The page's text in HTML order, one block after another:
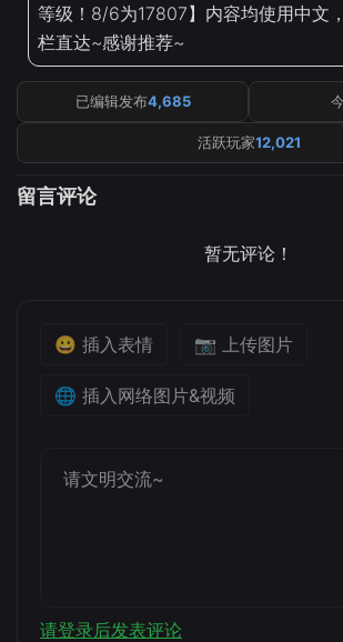
等级！8/6为17807】内容均使用中文
栏直达~感谢推荐~
已编辑发布4,685
活跃玩家12,021
留言评论
暂无评论！
😀 插入表情 📷 上传图片
🌐 插入网络图片&视频
请登录后发表评论